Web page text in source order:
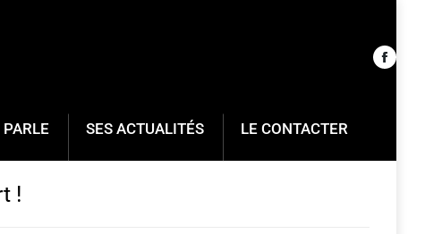
SES ACTUALITÉS LE CONTACTER
!